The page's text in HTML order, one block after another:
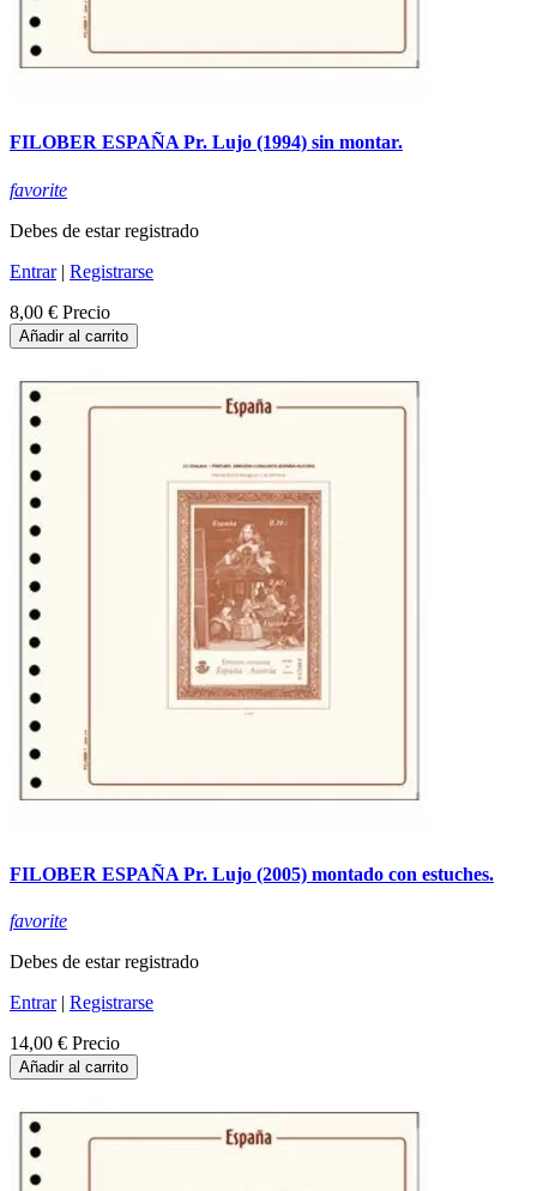
FILOBER ESPAÑA Pr. Lujo (1994) sin montar.
favorite
Debes de estar registrado
Entrar| Registrarse
8,00 € Precio
Añadir al carrito
FILOBER ESPAÑA Pr. Lujo (2005) montado con estuches.
favorite
Debes de estar registrado
Entrar| Registrarse
14,00 € Precio
Añadir al carrito